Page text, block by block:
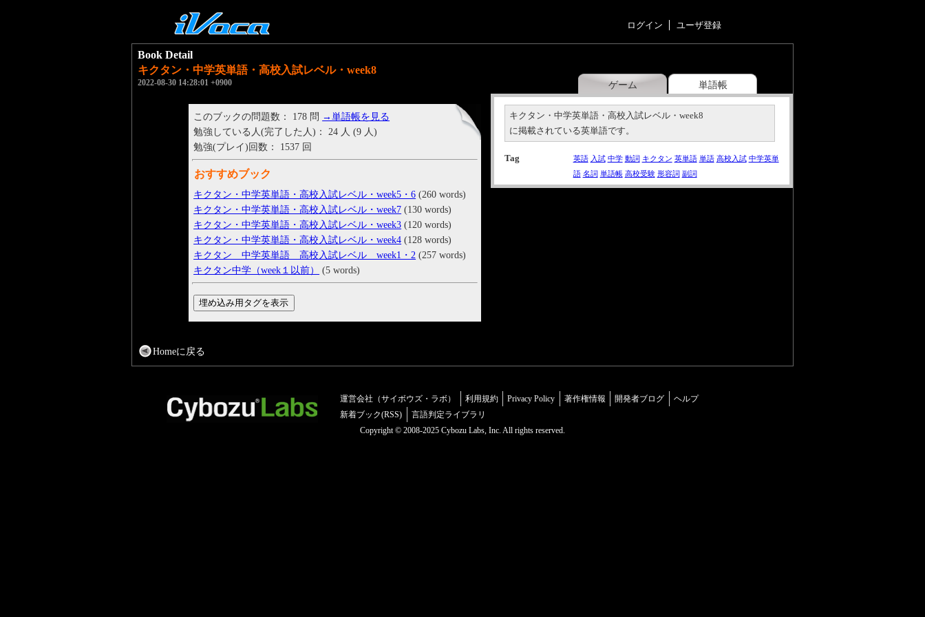
ログイン ユーザ登録
ゲーム 単語帳
Book Detail
キクタン・中学英単語・高校入試レベル・week8
2022-08-30 14:28:01 +0900
キクタン・中学英単語・高校入試レベル・week8
に掲載されている英単語です。
Tag 英語 入試 中学 動詞 キクタン 英単語 単語 高校入試 中学英単
語 名詞 単語帳 高校受験 形容詞 副詞
このブックの問題数： 178 問 →単語帳を見る
勉強している人(完了した人)： 24 人 (9 人)
勉強(プレイ)回数： 1537 回
おすすめブック
キクタン・中学英単語・高校入試レベル・week5・6 (260 words)
キクタン・中学英単語・高校入試レベル・week7 (130 words)
キクタン・中学英単語・高校入試レベル・week3 (120 words)
キクタン・中学英単語・高校入試レベル・week4 (128 words)
キクタン 中学英単語 高校入試レベル week1・2 (257 words)
キクタン中学（week１以前）
(5 words)
Homeに戻る
運営会社（サイボウズ・ラボ） 利用規約 Privacy Policy 著作権情報 開発者ブログ
ヘルプ
新着ブック(RSS)
言語判定ライブラリ
Copyright © 2008-2025 Cybozu Labs, Inc. All rights reserved.